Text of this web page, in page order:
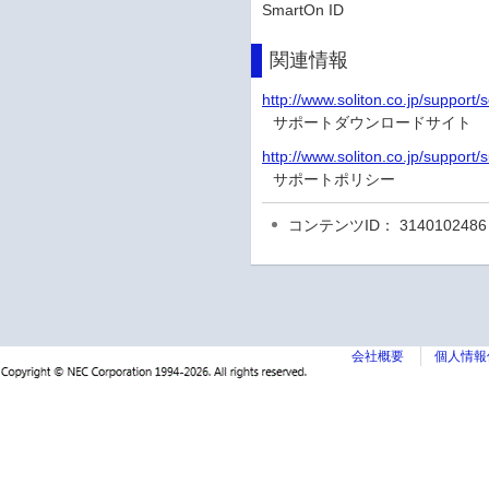
SmartOn ID
関連情報
http://www.soliton.co.jp/
サポートダウンロードサイト
http://www.soliton.co.jp/support/
サポートポリシー
コンテンツID： 3140102486
会社概要 個人情